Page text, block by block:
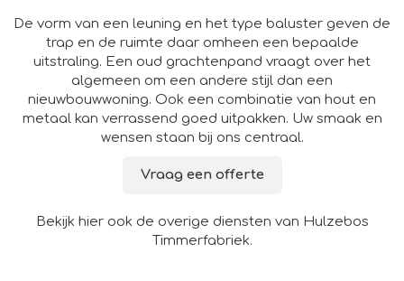
De vorm van een leuning en het type baluster geven de
trap en de ruimte daar omheen een bepaalde
uitstraling. Een oud grachtenpand vraagt over het
algemeen om een andere stijl dan een
nieuwbouwwoning. Ook een combinatie van hout en
metaal kan verrassend goed uitpakken. Uw smaak en
wensen staan bij ons centraal.
Vraag een offerte
Bekijk hier ook de overige diensten van Hulzebos
Timmerfabriek.